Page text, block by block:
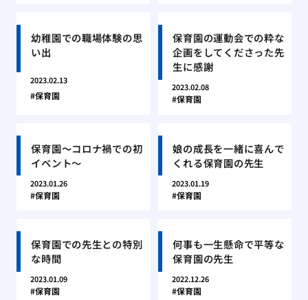
幼稚園での職場体験の思
い出
2023.02.13
保育園
保育園の運動会での粋な
企画をしてくださった先
生に感謝
2023.02.08
保育園
保育園〜コロナ禍での初
イベント〜
2023.01.26
保育園
娘の成長を一緒に喜んで
くれる保育園の先生
2023.01.19
保育園
保育園での先生との特別
な時間
2023.01.09
保育園
何事も一生懸命で平等な
保育園の先生
2022.12.26
保育園